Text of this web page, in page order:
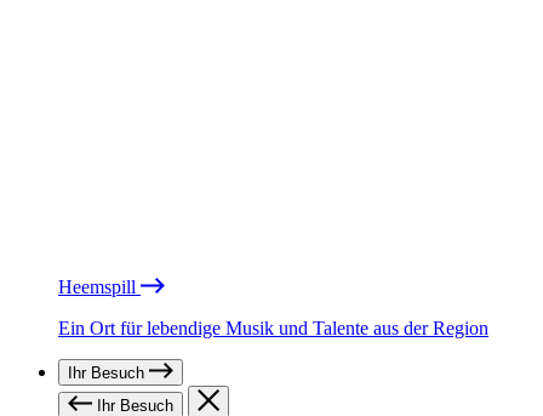
Heemspill
Ein Ort für lebendige Musik und Talente aus der Region
Ihr Besuch
Ihr Besuch